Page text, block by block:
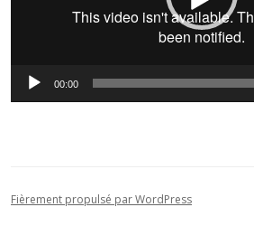
00:00
Fièrement propulsé par WordPress